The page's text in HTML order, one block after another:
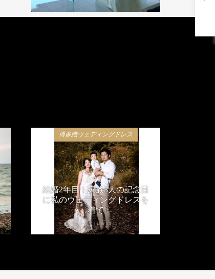
博多織ウェディングドレス
結婚2年目！家族3人の記念日
に私のウェディングドレスを
着て
2019年11月23日